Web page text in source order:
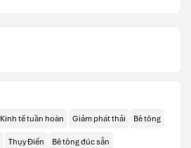
Kinh tế tuần hoàn Giảm phát thải Bê tông
Thụy Điển Bê tông đúc sẵn